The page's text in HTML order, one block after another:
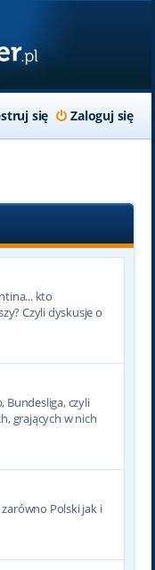
Zaloguj się
się
kto
Czyli dyskusje o
Bundesliga, czyli
grających w nich
Polski jak i